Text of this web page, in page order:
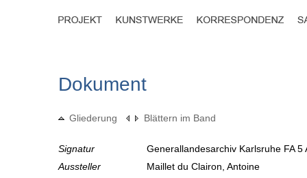
Dokument
Gliederung Blättern im Band
Signatur
Generallandesarchiv Karlsruhe FA
Aussteller
Maillet du Clairon, Antoine